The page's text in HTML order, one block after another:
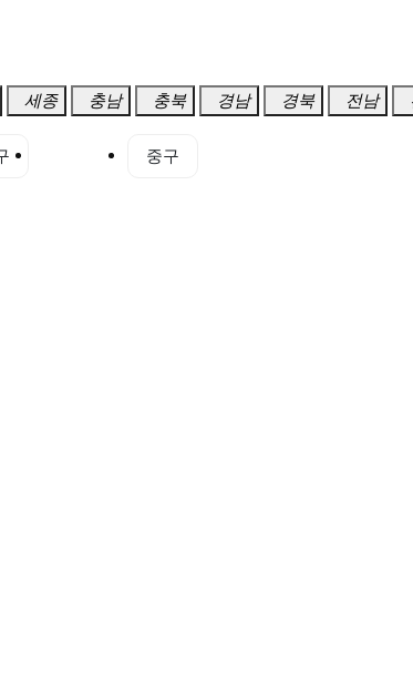
세종 충남 충북 경남 경북 전남
중구